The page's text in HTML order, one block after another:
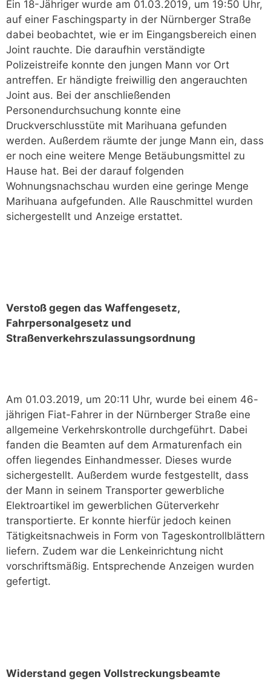
Ein 18-Jähriger wurde am 01.03.2019, um 19:50 Uhr,
auf einer Faschingsparty in der Nürnberger Straße
dabei beobachtet, wie er im Eingangsbereich einen
Joint rauchte. Die daraufhin verständigte
Polizeistreife konnte den jungen Mann vor Ort
antreffen. Er händigte freiwillig den angerauchten
Joint aus. Bei der anschließenden
Personendurchsuchung konnte eine
Druckverschlusstüte mit Marihuana gefunden
werden. Außerdem räumte der junge Mann ein, dass
er noch eine weitere Menge Betäubungsmittel zu
Hause hat. Bei der darauf folgenden
Wohnungsnachschau wurden eine geringe Menge
Marihuana aufgefunden. Alle Rauschmittel wurden
sichergestellt und Anzeige erstattet.
Verstoß gegen das Waffengesetz,
Fahrpersonalgesetz und
Straßenverkehrszulassungsordnung
Am 01.03.2019, um 20:11 Uhr, wurde bei einem 46-
jährigen Fiat-Fahrer in der Nürnberger Straße eine
allgemeine Verkehrskontrolle durchgeführt. Dabei
fanden die Beamten auf dem Armaturenfach ein
offen liegendes Einhandmesser. Dieses wurde
sichergestellt. Außerdem wurde festgestellt, dass
der Mann in seinem Transporter gewerbliche
Elektroartikel im gewerblichen Güterverkehr
transportierte. Er konnte hierfür jedoch keinen
Tätigkeitsnachweis in Form von Tageskontrollblättern
liefern. Zudem war die Lenkeinrichtung nicht
vorschriftsmäßig. Entsprechende Anzeigen wurden
gefertigt.
Widerstand gegen Vollstreckungsbeamte